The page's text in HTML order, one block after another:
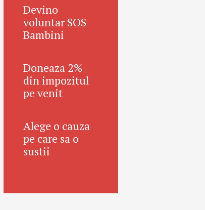
Devino
voluntar SOS
Bambini
Doneaza 2%
din impozitul
pe venit
Alege o cauza
pe care sa o
sustii